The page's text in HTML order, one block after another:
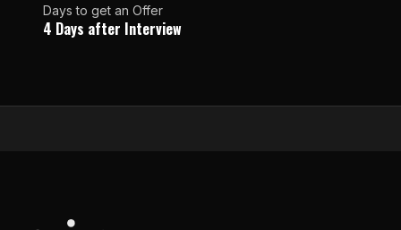
Days to get an Offer
4 Days after Interview